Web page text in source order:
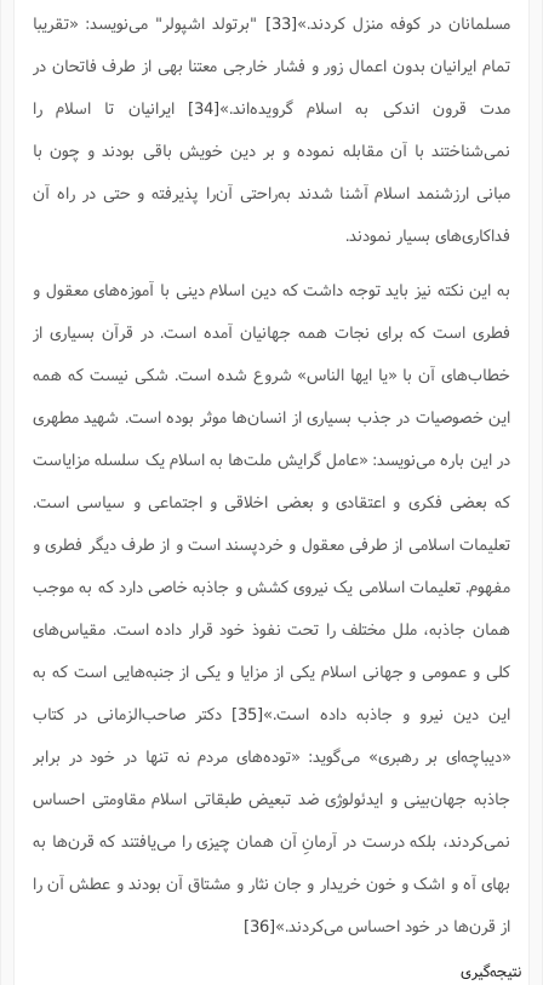
مسلمانان در کوفه منزل کردند.»[33]
"برتولد اشپولر" می‌نویسد: «تقریبا
تمام ایرانیان بدون اعمال زور و فشار خارجی معتنا بهی از طرف فاتحان در
مدت قرون اندکی به اسلام گرویده‌اند.»[34]
ایرانیان تا اسلام را
نمی‌شناختند با آن مقابله نموده و بر دین خویش باقی بودند و چون با
مبانی ارزشنمد اسلام آشنا شدند به‌راحتی آن‌را پذیرفته و حتی در راه آن
فداکاری‌های بسیار نمودند.
به این نکته نیز باید توجه داشت که دین اسلام دینی با آموزه‌های معقول و
فطری است که برای نجات همه جهانیان آمده است. در قرآن بسیاری از
خطاب‌های آن با «یا ایها الناس» شروع شده است. شکی نیست که همه
این خصوصیات در جذب بسیاری از انسان‌ها موثر بوده است. شهید مطهری
در این باره می‌نویسد: «عامل گرایش ملت‌ها به اسلام یک سلسله مزایاست
که بعضى فکرى و اعتقادى و بعضى اخلاقى و اجتماعى و سیاسى است.
تعلیمات اسلامى از طرفى معقول و خردپسند است و از طرف دیگر فطرى و
مفهوم. تعلیمات اسلامى یک نیروى کشش و جاذبه خاصى دارد که به موجب
همان جاذبه، ملل مختلف را تحت نفوذ خود قرار داده است. مقیاس‌هاى
کلى و عمومى و جهانى اسلام یکى از مزایا و یکى از جنبه‌هایى است که به
این دین نیرو و جاذبه داده است.»[35]
دکتر صاحب‌الزمانی در کتاب
«دیباچه‌ای بر رهبری» می‌گوید: «توده‌هاى مردم نه تنها در خود در برابر
جاذبه جهان‌بینى و ایدئولوژى ضد تبعیض طبقاتى اسلام مقاومتى احساس
نمى‌کردند، بلکه درست در آرمانِ آن همان چیزى را مى‌یافتند که قرن‌ها به
بهاى آه و اشک و خون خریدار و جان نثار و مشتاق آن بودند و عطش آن را
از قرن‌ها در خود احساس مى‌کردند.»[36]
نتیجه‌گیری